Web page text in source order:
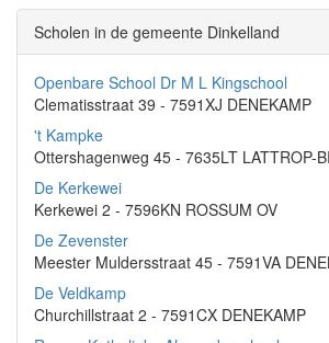
Scholen in de gemeente Dinkelland
Openbare School Dr M L Kingschool
Clematisstraat 39 - 7591XJ DENEKAMP
't Kampke
Ottershagenweg 45 - 7635LT LATTROP-
De Kerkewei
Kerkewei 2 - 7596KN ROSSUM OV
De Zevenster
Meester Muldersstraat 45 - 7591VA
De Veldkamp
Churchillstraat 2 - 7591CX DENEKAMP